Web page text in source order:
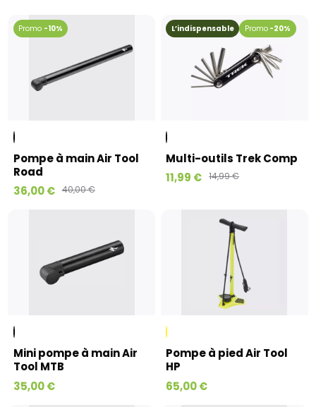
-10%
Pompe à main Air Tool
Road
36,00 € 40,00 €
L’indispensable -20%
Multi-outils Trek Comp
11,99 €
14,99 €
Mini pompe à main Air
Tool MTB
35,00 €
Pompe à pied Air Tool
HP
65,00 €